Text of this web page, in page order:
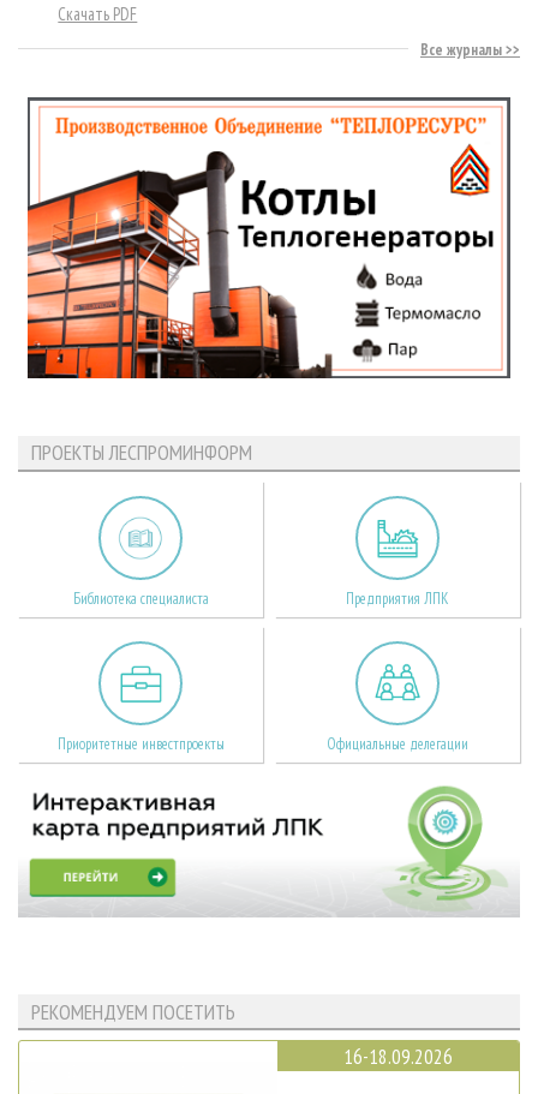
Скачать PDF
Все журналы
ПРОЕКТЫ ЛЕСПРОМИНФОРМ
Библиотека специалиста Предприятия ЛПК
Приоритетные инвестпроекты Официальные делегации
РЕКОМЕНДУЕМ ПОСЕТИТЬ
16-18.09.2026